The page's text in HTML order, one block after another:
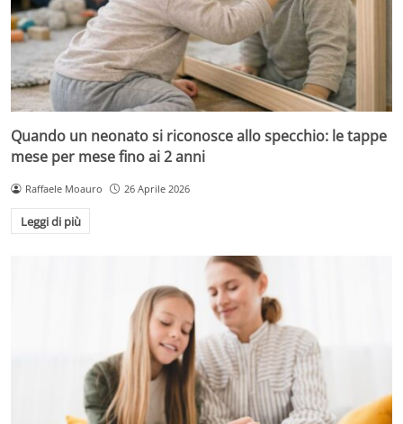
Quando un neonato si riconosce allo specchio: le tappe
mese per mese fino ai 2 anni
Raffaele Moauro 26 Aprile 2026
Leggi di più